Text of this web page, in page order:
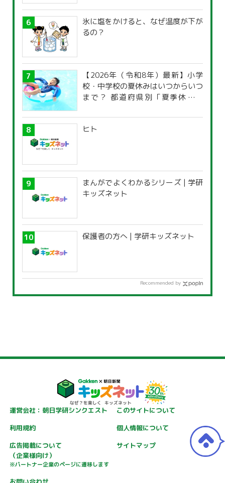
氷に塩をかけると、なぜ温度が下が
るの？
【2026年（令和8年）最新】小学
校・中学校の夏休みはいつからいつ
まで？ 都道府県別「夏季休暇一
ヒト
まんがでよくわかるシリーズ | 学研
キッズネット
保護者の方へ | 学研キッズネット
Recommended by
運営会社：朝日学研シンクエスト
このサイトについて
利用規約
個人情報について
広告掲載について
（企業様向け）
※パートナー企業のページに遷移します
サイトマップ